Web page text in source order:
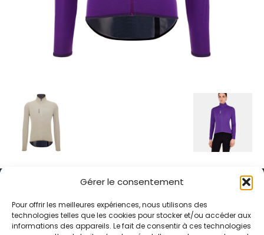
Gérer le consentement
Pour offrir les meilleures expériences, nous utilisons des
technologies telles que les cookies pour stocker et/ou accéder aux
informations des appareils. Le fait de consentir à ces technologies
Alternative Média est une agence de relations presse et de